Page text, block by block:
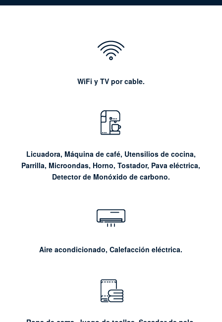
WiFi y TV por cable.
Licuadora, Máquina de café, Utensilios de cocina,
Parrilla, Microondas, Horno, Tostador, Pava eléctrica,
Detector de Monóxido de carbono.
Aire acondicionado, Calefacción eléctrica.